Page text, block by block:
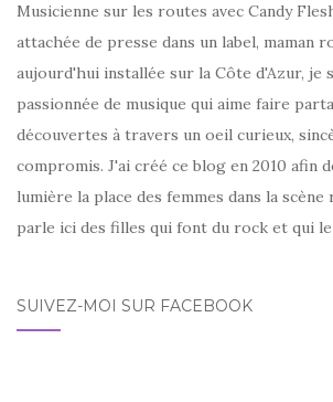
Musicienne sur les routes avec Candy
attachée de presse dans un label, maman
aujourd'hui installée sur la Côte d'Azur, je
passionnée de musique qui aime faire
découvertes à travers un oeil curieux,
compromis. J'ai créé ce blog en 2010 afin
lumière la place des femmes dans la scène
parle ici des filles qui font du rock et qui
SUIVEZ-MOI SUR FACEBOOK